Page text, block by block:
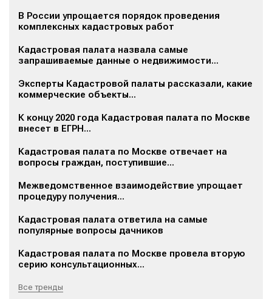
В России упрощается порядок проведения
комплексных кадастровых работ
Кадастровая палата назвала самые
запрашиваемые данные о недвижимости...
Эксперты Кадастровой палаты рассказали, какие
коммерческие объекты...
К концу 2020 года Кадастровая палата по Москве
внесет в ЕГРН...
Кадастровая палата по Москве отвечает на
вопросы граждан, поступившие...
Межведомственное взаимодействие упрощает
процедуру получения...
Кадастровая палата ответила на самые
популярные вопросы дачников
Кадастровая палата по Москве провела вторую
серию консультационных...
Все тренды